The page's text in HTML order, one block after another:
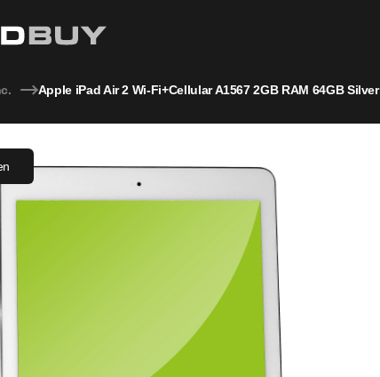
Apple iPad Air 2 Wi-Fi+Cellular A1567 2GB RAM 64GB Silver